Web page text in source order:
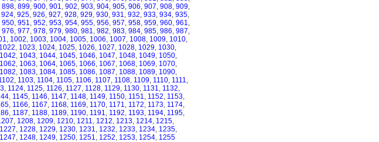
898, 899, 900, 901, 902, 903, 904, 905, 906, 907, 908, 909,
924, 925, 926, 927, 928, 929, 930, 931, 932, 933, 934, 935,
950, 951, 952, 953, 954, 955, 956, 957, 958, 959, 960, 961,
976, 977, 978, 979, 980, 981, 982, 983, 984, 985, 986, 987,
, 1002, 1003, 1004, 1005, 1006, 1007, 1008, 1009, 1010,
1022, 1023, 1024, 1025, 1026, 1027, 1028, 1029, 1030,
1042, 1043, 1044, 1045, 1046, 1047, 1048, 1049, 1050,
1062, 1063, 1064, 1065, 1066, 1067, 1068, 1069, 1070,
1082, 1083, 1084, 1085, 1086, 1087, 1088, 1089, 1090,
, 1103, 1104, 1105, 1106, 1107, 1108, 1109, 1110, 1111,
, 1124, 1125, 1126, 1127, 1128, 1129, 1130, 1131, 1132,
, 1145, 1146, 1147, 1148, 1149, 1150, 1151, 1152, 1153,
, 1166, 1167, 1168, 1169, 1170, 1171, 1172, 1173, 1174,
, 1187, 1188, 1189, 1190, 1191, 1192, 1193, 1194, 1195,
, 1208, 1209, 1210, 1211, 1212, 1213, 1214, 1215,
1227, 1228, 1229, 1230, 1231, 1232, 1233, 1234, 1235,
1247, 1248, 1249, 1250, 1251, 1252, 1253, 1254, 1255